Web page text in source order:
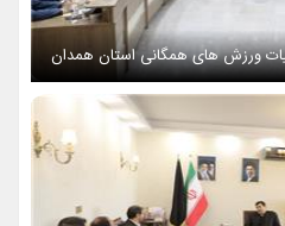
ورزش های همگانی استان همدان